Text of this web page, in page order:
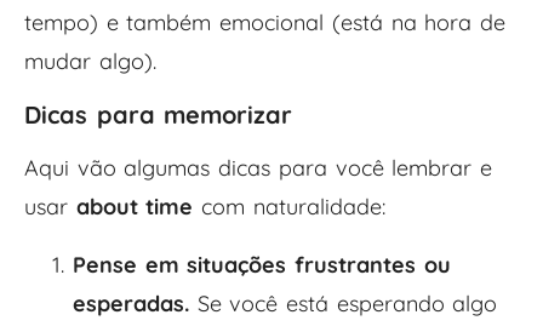
tempo) e também emocional (está na hora de
mudar algo).
Dicas para memorizar
Aqui vão algumas dicas para você lembrar e
usar about time com naturalidade:
Pense em situações frustrantes ou
esperadas. Se você está esperando algo